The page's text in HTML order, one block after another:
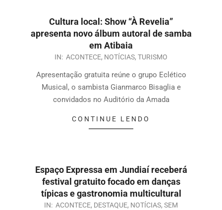
Cultura local: Show “À Revelia”
apresenta novo álbum autoral de samba
em Atibaia
IN: ACONTECE, NOTÍCIAS, TURISMO
Apresentação gratuita reúne o grupo Eclético
Musical, o sambista Gianmarco Bisaglia e
convidados no Auditório da Amada
CONTINUE LENDO
Espaço Expressa em Jundiaí receberá
festival gratuito focado em danças
típicas e gastronomia multicultural
IN: ACONTECE, DESTAQUE, NOTÍCIAS, SEM